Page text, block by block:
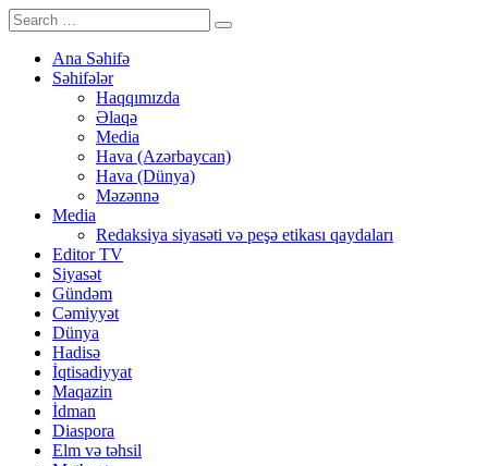
Ana Səhifə
Səhifələr
Haqqımızda
Əlaqə
Media
Hava (Azərbaycan)
Hava (Dünya)
Məzənnə
Media
Redaksiya siyasəti və peşə etikası qaydaları
Editor TV
Siyasət
Gündəm
Cəmiyyət
Dünya
Hadisə
İqtisadiyyat
Maqazin
İdman
Diaspora
Elm və təhsil